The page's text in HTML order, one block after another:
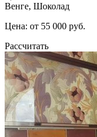
Венге, Шоколад
Цена: от 55 000 руб.
Рассчитать